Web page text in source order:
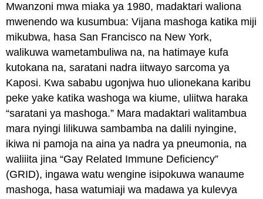
Mwanzoni mwa miaka ya 1980, madaktari waliona
mwenendo wa kusumbua: Vijana mashoga katika miji
mikubwa, hasa San Francisco na New York,
walikuwa wametambuliwa na, na hatimaye kufa
kutokana na, saratani nadra iitwayo sarcoma ya
Kaposi. Kwa sababu ugonjwa huo ulionekana karibu
peke yake katika washoga wa kiume, uliitwa haraka
“saratani ya mashoga.” Mara madaktari walitambua
mara nyingi lilikuwa sambamba na dalili nyingine,
ikiwa ni pamoja na aina ya nadra ya pneumonia, na
waliiita jina “Gay Related Immune Deficiency”
(GRID), ingawa watu wengine isipokuwa wanaume
mashoga, hasa watumiaji wa madawa ya kulevya